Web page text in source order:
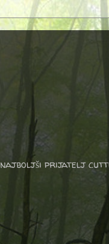
najboljši prijatelj